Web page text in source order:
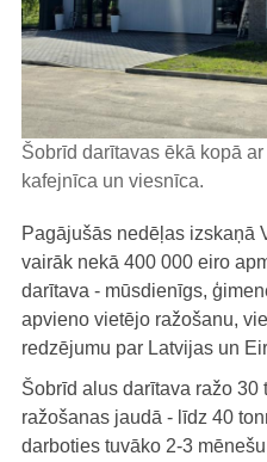
Šobrīd darītavas ēkā kopā
kafejnīca un viesnīca.
Pagājušās nedēļas izskaņā
vairāk nekā 400 000 eiro
darītava - mūsdienīgs,
apvieno vietējo ražošanu,
redzējumu par Latvijas un
Šobrīd alus darītava ražo 30
ražošanas jaudā - līdz 40
darboties tuvāko 2-3